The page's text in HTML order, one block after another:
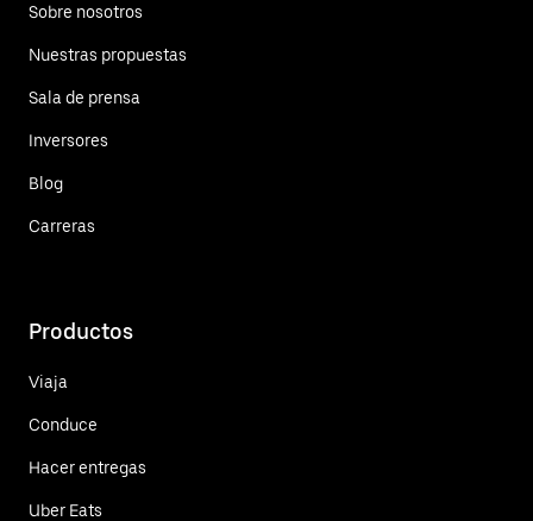
Sobre nosotros
Nuestras propuestas
Sala de prensa
Inversores
Blog
Carreras
Productos
Viaja
Conduce
Hacer entregas
Uber Eats